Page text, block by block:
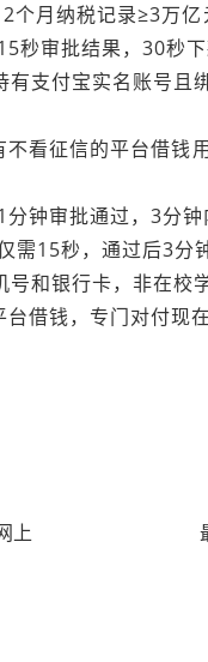
月纳税记录≥3万亿
秒审批结果，30秒
支付宝实名账号且
看征信的平台借钱
钟审批通过，3分钟
15秒，通过后3分
和银行卡，非在校学
借钱，专门对付现
上